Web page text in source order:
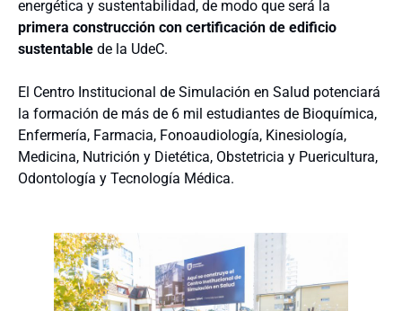
energética y sustentabilidad, de modo que será la
primera construcción con certificación de edificio
sustentable de la UdeC.
El Centro Institucional de Simulación en Salud potenciará
la formación de más de 6 mil estudiantes de Bioquímica,
Enfermería, Farmacia, Fonoaudiología, Kinesiología,
Medicina, Nutrición y Dietética, Obstetricia y Puericultura,
Odontología y Tecnología Médica.